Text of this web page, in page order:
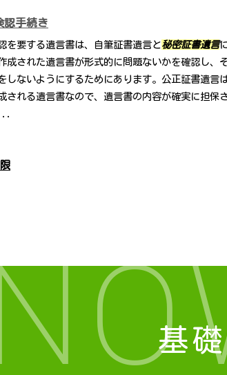
認手続き
を要する遺言書は、自筆証書遺言と秘密証書遺言
成された遺言書が形式的に問題ないかを確認し、
しないようにするためにあります。公正証書遺言
される遺言書なので、遺言書の内容が確実に担保
基